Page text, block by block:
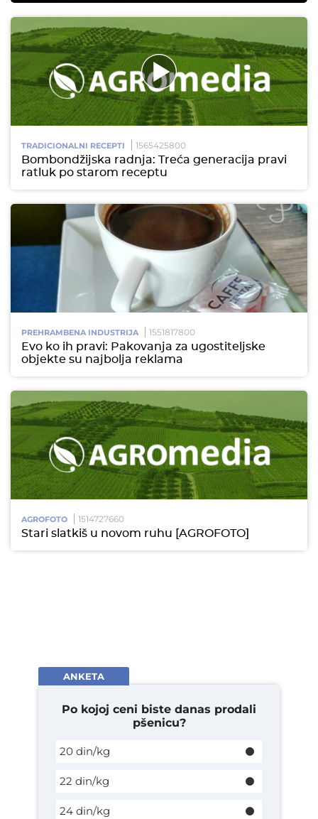
TRADICIONALNI RECEPTI 1565425800
Bombondžijska radnja: Treća generacija pravi
ratluk po starom receptu
PREHRAMBENA INDUSTRIJA 1551817800
Evo ko ih pravi: Pakovanja za ugostiteljske
objekte su najbolja reklama
AGROFOTO 1514727660
Stari slatkiš u novom ruhu [AGROFOTO]
ANKETA
Po kojoj ceni biste danas prodali
pšenicu?
20 din/kg
22 din/kg
24 din/kg